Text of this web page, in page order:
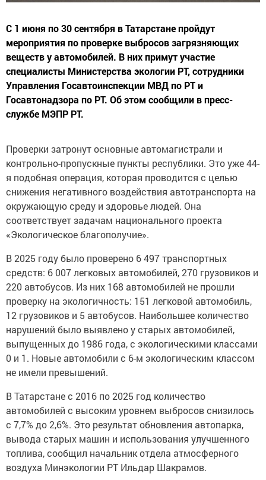
С 1 июня по 30 сентября в Татарстане пройдут
мероприятия по проверке выбросов загрязняющих
веществ у автомобилей. В них примут участие
специалисты Министерства экологии РТ, сотрудники
Управления Госавтоинспекции МВД по РТ и
Госавтонадзора по РТ. Об этом сообщили в пресс-
службе МЭПР РТ.
Проверки затронут основные автомагистрали и
контрольно-пропускные пункты республики. Это уже 44-
я подобная операция, которая проводится с целью
снижения негативного воздействия автотранспорта на
окружающую среду и здоровье людей. Она
соответствует задачам национального проекта
«Экологическое благополучие».
В 2025 году было проверено 6 497 транспортных
средств: 6 007 легковых автомобилей, 270 грузовиков и
220 автобусов. Из них 168 автомобилей не прошли
проверку на экологичность: 151 легковой автомобиль,
12 грузовиков и 5 автобусов. Наибольшее количество
нарушений было выявлено у старых автомобилей,
выпущенных до 1986 года, с экологическими классами
0 и 1. Новые автомобили с 6-м экологическим классом
не имели превышений.
В Татарстане с 2016 по 2025 год количество
автомобилей с высоким уровнем выбросов снизилось
с 7,7% до 2,6%. Это результат обновления автопарка,
вывода старых машин и использования улучшенного
топлива, сообщил начальник отдела атмосферного
воздуха Минэкологии РТ Ильдар Шакрамов.